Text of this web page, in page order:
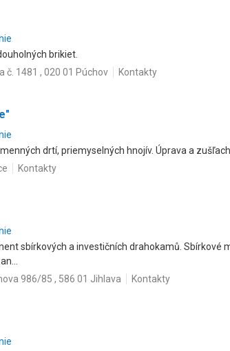
brikiet.
č. 1481 , 020 01 Púchov Kontakty
drtí, priemyselných hnojív. Úprava a
Kontakty
sbírkových a investičních drahokamů. Sbírkové
986/85 , 586 01 Jihlava Kontakty